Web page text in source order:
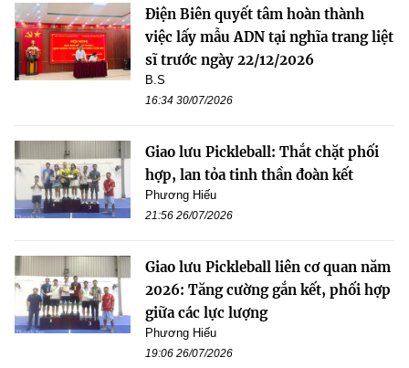
Điện Biên quyết tâm hoàn thành
việc lấy mẫu ADN tại nghĩa trang liệt
sĩ trước ngày 22/12/2026
B.S
16:34 30/07/2026
Giao lưu Pickleball: Thắt chặt phối
hợp, lan tỏa tinh thần đoàn kết
Phương Hiếu
21:56 26/07/2026
Giao lưu Pickleball liên cơ quan năm
2026: Tăng cường gắn kết, phối hợp
giữa các lực lượng
Phương Hiếu
19:06 26/07/2026